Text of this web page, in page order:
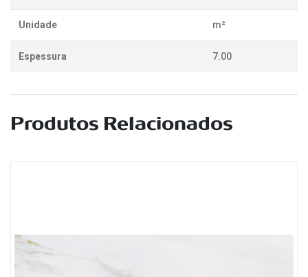
Unidade m²
Espessura 7.00
Produtos Relacionados